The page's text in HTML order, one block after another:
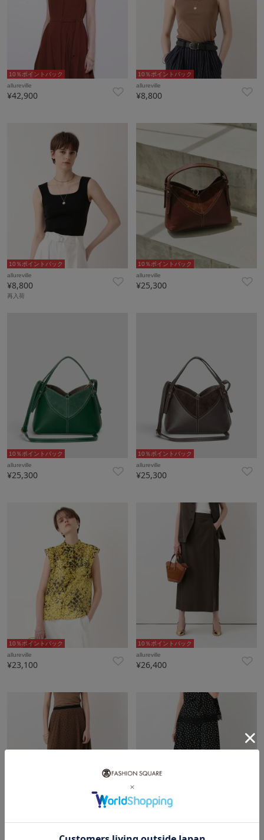
10％ポイントバック
allureville
¥42,900
10％ポイントバック
allureville
¥8,800
10％ポイントバック
allureville
¥8,800
再入荷
10％ポイントバック
allureville
¥25,300
10％ポイントバック
allureville
¥25,300
10％ポイントバック
allureville
¥25,300
10％ポイントバック
allureville
¥23,100
10％ポイントバック
allureville
¥26,400